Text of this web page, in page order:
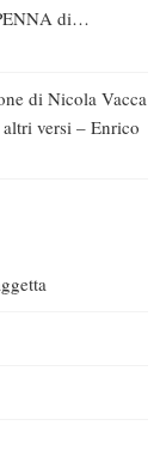
di…
di Nicola Vacca
versi – Enrico